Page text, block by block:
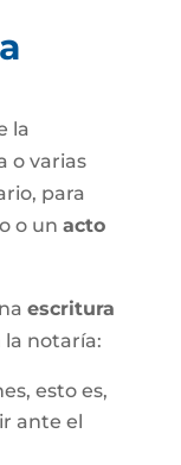
la
o varias
para
o un acto
escritura
notaría:
esto es,
ante el